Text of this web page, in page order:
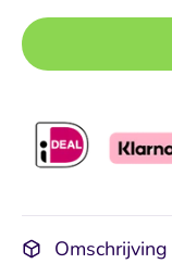
Omschrijving